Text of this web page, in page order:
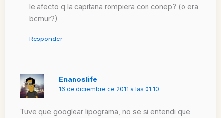
le afecto q la capitana rompiera con conep? (o era
bomur?)
Responder
Enanoslife
16 de diciembre de 2011 a las 01:10
Tuve que googlear lipograma, no se si entendi que